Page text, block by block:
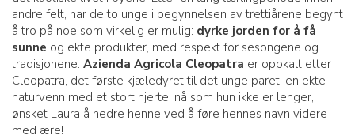
andre felt, har de to unge i begynnelsen av trettiårene begynt
å tro på noe som virkelig er mulig: dyrke jorden for å få
sunne og ekte produkter, med respekt for sesongene og
tradisjonene. Azienda Agricola Cleopatra er oppkalt etter
Cleopatra, det første kjæledyret til det unge paret, en ekte
naturvenn med et stort hjerte: nå som hun ikke er lenger,
ønsket Laura å hedre henne ved å føre hennes navn videre
med ære!